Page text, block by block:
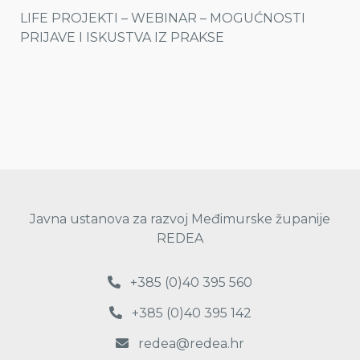
LIFE PROJEKTI – WEBINAR – MOGUĆNOSTI
PRIJAVE I ISKUSTVA IZ PRAKSE
Javna ustanova za razvoj Međimurske županije
REDEA
+385 (0)40 395 560
+385 (0)40 395 142
redea@redea.hr